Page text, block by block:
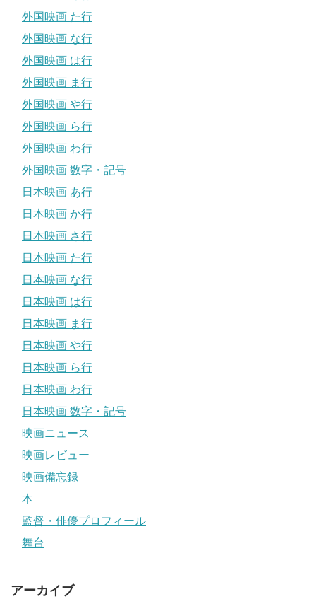
外国映画 た行
外国映画 な行
外国映画 は行
外国映画 ま行
外国映画 や行
外国映画 ら行
外国映画 わ行
外国映画 数字・記号
日本映画 あ行
日本映画 か行
日本映画 さ行
日本映画 た行
日本映画 な行
日本映画 は行
日本映画 ま行
日本映画 や行
日本映画 ら行
日本映画 わ行
日本映画 数字・記号
映画ニュース
映画レビュー
映画備忘録
本
監督・俳優プロフィール
舞台
アーカイブ